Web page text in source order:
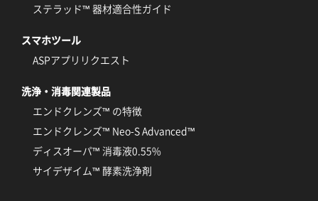
ステラッド™ 器材適合性ガイド
スマホツール
ASPアプリリクエスト
洗浄・消毒関連製品
エンドクレンズ™ の特徴
エンドクレンズ™ Neo-S Advanced™
ディスオーパ™ 消毒液0.55%
サイデザイム™ 酵素洗浄剤